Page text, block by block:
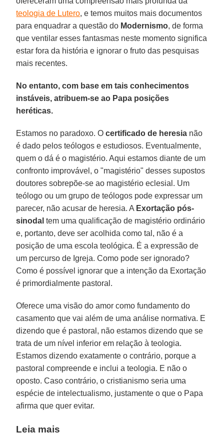
teologia de Lutero, e temos muitos mais documentos
para enquadrar a questão do Modernismo, de forma
que ventilar esses fantasmas neste momento significa
estar fora da história e ignorar o fruto das pesquisas
mais recentes.
No entanto, com base em tais conhecimentos
instáveis, atribuem-se ao Papa posições
heréticas.
Estamos no paradoxo. Ocertificado de heresia não
é dado pelos teólogos e estudiosos. Eventualmente,
quem o dá é o magistério. Aqui estamos diante de um
confronto improvável, o "magistério" desses supostos
doutores sobrepõe-se ao magistério eclesial. Um
teólogo ou um grupo de teólogos pode expressar um
parecer, não acusar de heresia. A Exortação pós-
sinodal tem uma qualificação de magistério ordinário
e, portanto, deve ser acolhida como tal, não é a
posição de uma escola teológica. É a expressão de
um percurso de Igreja. Como pode ser ignorado?
Como é possível ignorar que a intenção da Exortação
é primordialmente pastoral.
Oferece uma visão do amor como fundamento do
casamento que vai além de uma análise normativa. E
dizendo que é pastoral, não estamos dizendo que se
trata de um nível inferior em relação à teologia.
Estamos dizendo exatamente o contrário, porque a
pastoral compreende e inclui a teologia. E não o
oposto. Caso contrário, o cristianismo seria uma
espécie de intelectualismo, justamente o que o Papa
afirma que quer evitar.
Leia mais